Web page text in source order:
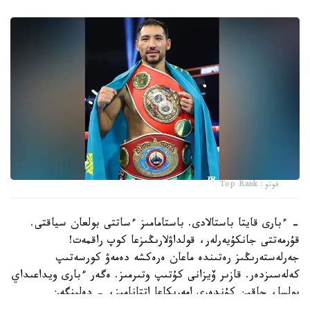
فوتو: Top Rank
- ءبارى قايتا باستالادى. باستامامىز ءساتتى بولعان سياقتى.
قۇرمەتتى جانكۇيەرلەر، قولداۋلارىڭىزعا كوپ راقمەت!
جەرلەستەرىڭىز رەتىندە ماعان ەرەكشە دەمەۋ كورسەتىپ
كەلەسىزدەر. قازىر ۆيزانى كۇتىپ وتىرمىز. ەگەر ءبارى ويداعىداي
بولسا، جاقىن كۇندەرى امەريكاعا اتتانامىز، - دەلىنگەن